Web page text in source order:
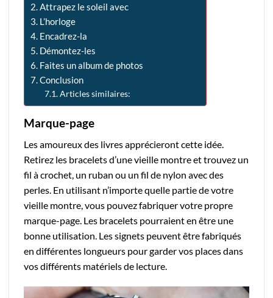
Attrapez le soleil avec
L’horloge
Encadrez-la
Démontez-les
Faites un album de photos
Conclusion
Articles similaires:
Marque-page
Les amoureux des livres apprécieront cette idée.
Retirez les bracelets d’une vieille montre et trouvez un
fil à crochet, un ruban ou un fil de nylon avec des
perles. En utilisant n’importe quelle partie de votre
vieille montre, vous pouvez fabriquer votre propre
marque-page. Les bracelets pourraient en être une
bonne utilisation. Les signets peuvent être fabriqués
en différentes longueurs pour garder vos places dans
vos différents matériels de lecture.